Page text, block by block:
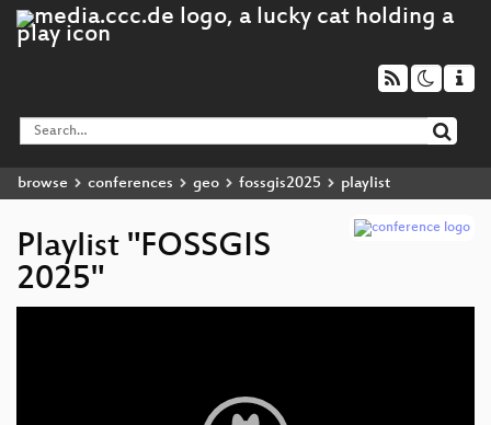
browse conferences geo fossgis2025 playlist
Playlist "FOSSGIS
2025"